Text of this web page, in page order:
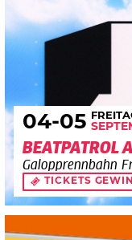
04-05
BEATPATROL
Galopprennbahn
TICKETS